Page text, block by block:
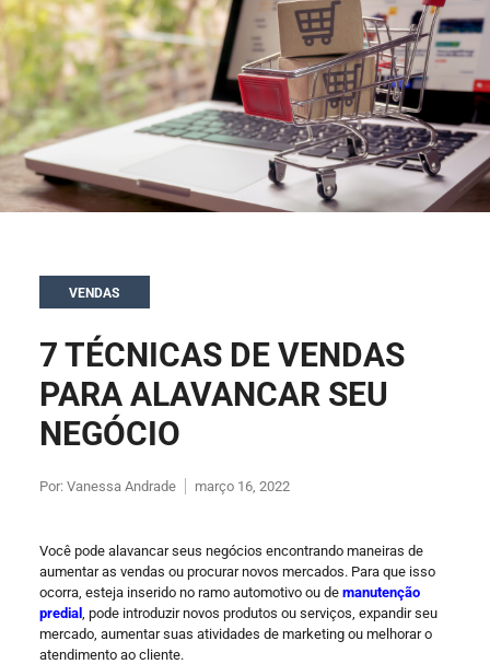
VENDAS
7 TÉCNICAS DE VENDAS
PARA ALAVANCAR SEU
NEGÓCIO
Por: Vanessa Andrade março 16, 2022
Você pode alavancar seus negócios encontrando maneiras de
aumentar as vendas ou procurar novos mercados. Para que isso
ocorra, esteja inserido no ramo automotivo ou de manutenção
predial, pode introduzir novos produtos ou serviços, expandir seu
mercado, aumentar suas atividades de marketing ou melhorar o
atendimento ao cliente.